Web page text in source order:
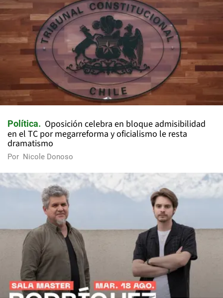
Política
Oposición celebra en bloque admisibilidad
en el TC por megarreforma y oficialismo le resta
dramatismo
Por Nicole Donoso